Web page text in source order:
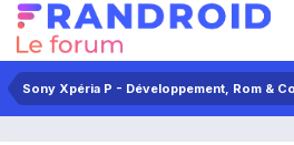
Sony Xpéria P - Développement, Rom & Co